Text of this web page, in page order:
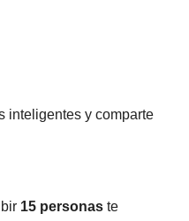
inteligentes y comparte
15 personas te